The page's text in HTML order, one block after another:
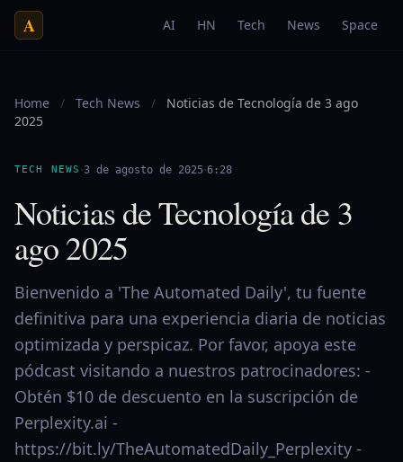
A AI HN Tech News Space
Home / Tech News /
Noticias de Tecnología de 3 ago
2025
TECH NEWS ·3 de agosto de 2025·6:28
Noticias de Tecnología de 3
ago 2025
Bienvenido a 'The Automated Daily', tu fuente
definitiva para una experiencia diaria de noticias
optimizada y perspicaz. Por favor, apoya este
pódcast visitando a nuestros patrocinadores: -
Obtén $10 de descuento en la suscripción de
Perplexity.ai -
https://bit.ly/TheAutomatedDaily_Perplexity -